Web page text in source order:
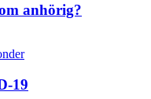
anhörig?
19